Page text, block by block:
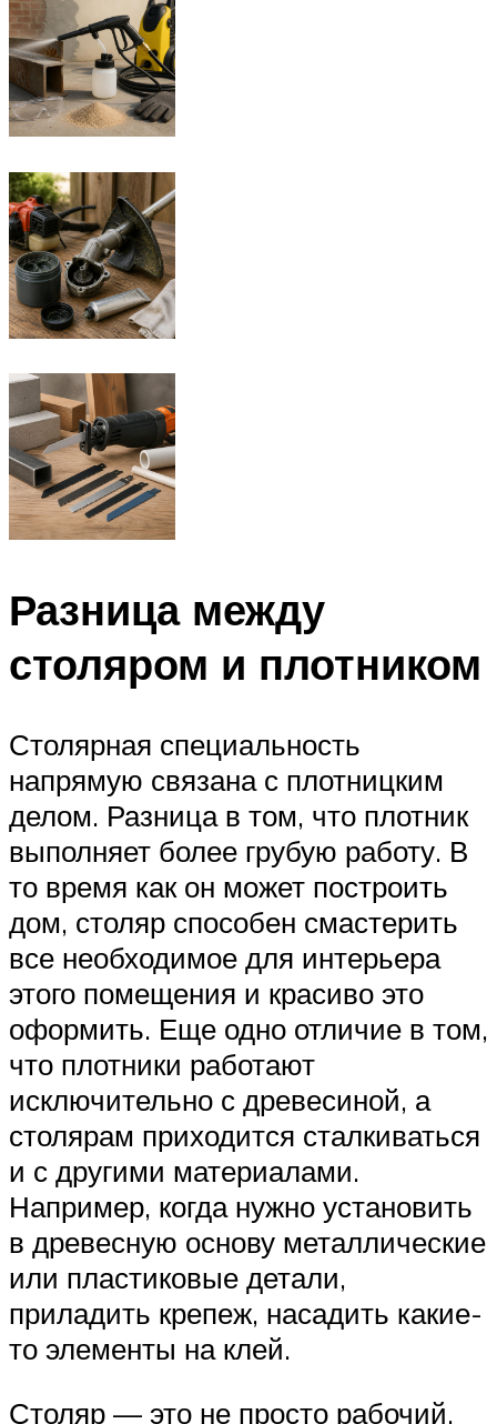
Разница между
столяром и плотником
Столярная специальность
напрямую связана с плотницким
делом. Разница в том, что плотник
выполняет более грубую работу. В
то время как он может построить
дом, столяр способен смастерить
все необходимое для интерьера
этого помещения и красиво это
оформить. Еще одно отличие в том,
что плотники работают
исключительно с древесиной, а
столярам приходится сталкиваться
и с другими материалами.
Например, когда нужно установить
в древесную основу металлические
или пластиковые детали,
приладить крепеж, насадить какие-
то элементы на клей.
Столяр — это не просто рабочий,